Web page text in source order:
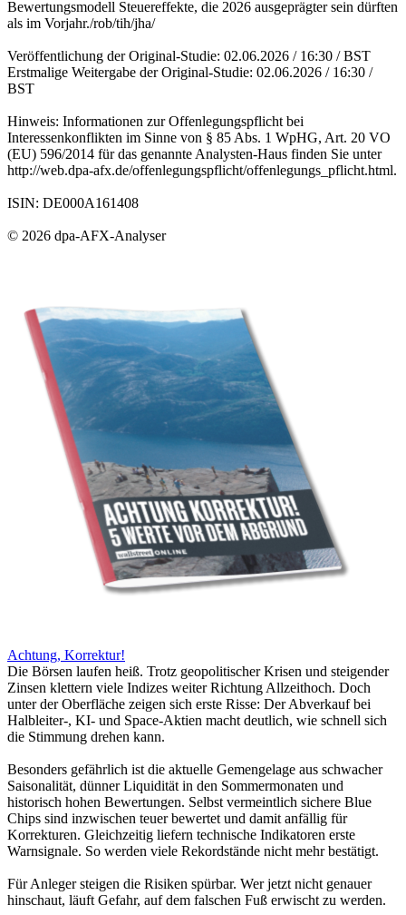
Bewertungsmodell Steuereffekte, die 2026 ausgeprägter sein dürften
als im Vorjahr./rob/tih/jha/
Veröffentlichung der Original-Studie: 02.06.2026 / 16:30 / BST
Erstmalige Weitergabe der Original-Studie: 02.06.2026 / 16:30 /
BST
Hinweis: Informationen zur Offenlegungspflicht bei
Interessenkonflikten im Sinne von § 85 Abs. 1 WpHG, Art. 20 VO
(EU) 596/2014 für das genannte Analysten-Haus finden Sie unter
http://web.dpa-afx.de/offenlegungspflicht/offenlegungs_pflicht.html.
ISIN: DE000A161408
© 2026 dpa-AFX-Analyser
Achtung, Korrektur!
Die Börsen laufen heiß. Trotz geopolitischer Krisen und steigender
Zinsen klettern viele Indizes weiter Richtung Allzeithoch. Doch
unter der Oberfläche zeigen sich erste Risse: Der Abverkauf bei
Halbleiter-, KI- und Space-Aktien macht deutlich, wie schnell sich
die Stimmung drehen kann.
Besonders gefährlich ist die aktuelle Gemengelage aus schwacher
Saisonalität, dünner Liquidität in den Sommermonaten und
historisch hohen Bewertungen. Selbst vermeintlich sichere Blue
Chips sind inzwischen teuer bewertet und damit anfällig für
Korrekturen. Gleichzeitig liefern technische Indikatoren erste
Warnsignale. So werden viele Rekordstände nicht mehr bestätigt.
Für Anleger steigen die Risiken spürbar. Wer jetzt nicht genauer
hinschaut, läuft Gefahr, auf dem falschen Fuß erwischt zu werden.